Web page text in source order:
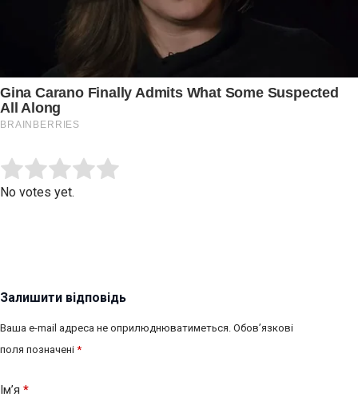
Rate this item:
No votes yet.
Залишити відповідь
Ваша e-mail адреса не оприлюднюватиметься. Обов’язкові
поля позначені *
Ім’я *